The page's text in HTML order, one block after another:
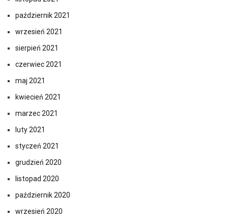
październik 2021
wrzesień 2021
sierpień 2021
czerwiec 2021
maj 2021
kwiecień 2021
marzec 2021
luty 2021
styczeń 2021
grudzień 2020
listopad 2020
październik 2020
wrzesień 2020